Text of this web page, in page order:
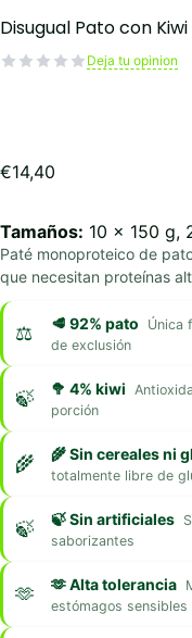
Disugual Pato con Kiwi
Deja tu opinion
€14,40
Tamaños: 10 x 150 g,
Paté monoproteico de
que necesitan proteínas
🥩 92% pato
Única
de exclusión
🥦 4% kiwi
porción
🌾 Sin cereales ni
totalmente libre de
🍃 Sin artificiales
saborizantes
🫶 Alta tolerancia
estómagos sensibles